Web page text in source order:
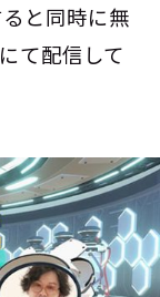
と同時に無
て配信して